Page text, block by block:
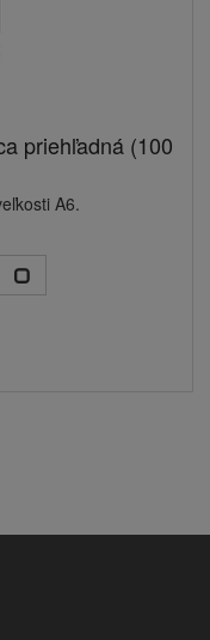
priehľadná (100
A6.